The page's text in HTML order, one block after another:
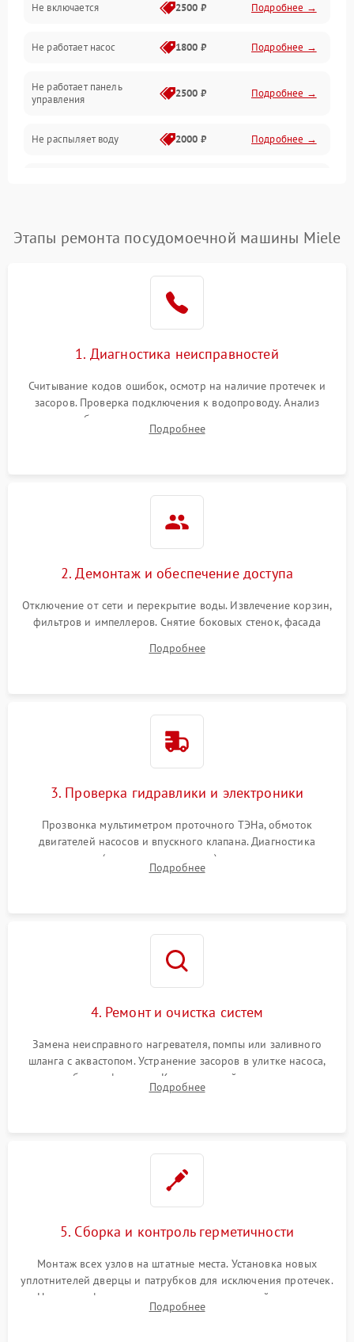
Нагрев
Вода
Гигиена
Программное обеспечение
Не включается 2500 ₽ Подробнее →
Не работает насос 1800 ₽ Подробнее →
Не работает панель
управления
2500 ₽ Подробнее →
Не распыляет воду 2000 ₽ Подробнее →
воды
1800 ₽ Подробнее →
Проблемы с
Этапы ремонта посудомоечной машины Miele
1. Диагностика неисправностей
Считывание кодов ошибок, осмотр на наличие протечек и
засоров. Проверка подключения к водопроводу. Анализ
жалоб на отсутствие слива, нагрева, вращения
разбрызгивателей или срабатывание системы защиты
Подробнее
2. Демонтаж и обеспечение доступа
Отключение от сети и перекрытие воды. Извлечение корзин,
фильтров и импеллеров. Снятие боковых стенок, фасада
циркуляционному насосу, ТЭНу и сливной помпе.
Подробнее
3. Проверка гидравлики и электроники
Прозвонка мультиметром проточного ТЭНа, обмоток
двигателей насосов и впускного клапана. Диагностика
прессостата (датчика уровня воды), датчика мутности,
концевика дверцы и электронного модуля управления.
Подробнее
4. Ремонт и очистка систем
Замена неисправного нагревателя, помпы или заливного
шланга с аквастопом. Устранение засоров в улитке насоса,
патрубках и фильтрах. Компонентный ремонт платы
управления, восстановление поврежденной проводки.
Подробнее
5. Сборка и контроль герметичности
Монтаж всех узлов на штатные места. Установка новых
уплотнителей дверцы и патрубков для исключения протечек.
Надежная фиксация хомутов гидравлической системы,
сборка корпуса и установка датчика поплавка.
Подробнее